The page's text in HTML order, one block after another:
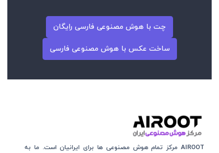
چت با هوش مصنوعی فارسی رایگان
ساخت عکس با هوش مصنوعی فارسی
AIROOT مرکز تمام هوش مصنوعی‌‌‌ ها برای ایرانیان است. ما به